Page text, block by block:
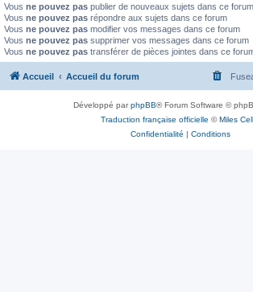
Vous ne pouvez pas publier de nouveaux sujets dans ce forum
Vous ne pouvez pas répondre aux sujets dans ce forum
Vous ne pouvez pas modifier vos messages dans ce forum
Vous ne pouvez pas supprimer vos messages dans ce forum
Vous ne pouvez pas transférer de pièces jointes dans ce
Accueil Accueil du forum
Développé parphpBB® Forum Software ©
Traduction française officielle ©Miles
Confidentialité | Conditions